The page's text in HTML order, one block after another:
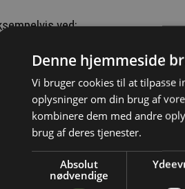
ved:
af mindre
tagplader, enkelte fliser
med asbestholdig
vedligeholdelse og indkapsling af
til bygninger og anlæg.
asbeststøv før eksempelvis
Denne hjemmeside
Vi bruger cookies til at tilpasse
oplysninger om din brug af
kombinere dem med andre
brug af deres tjenester.
Absolut
nødvendige